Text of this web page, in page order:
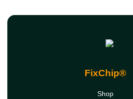
FixChip®
Shop